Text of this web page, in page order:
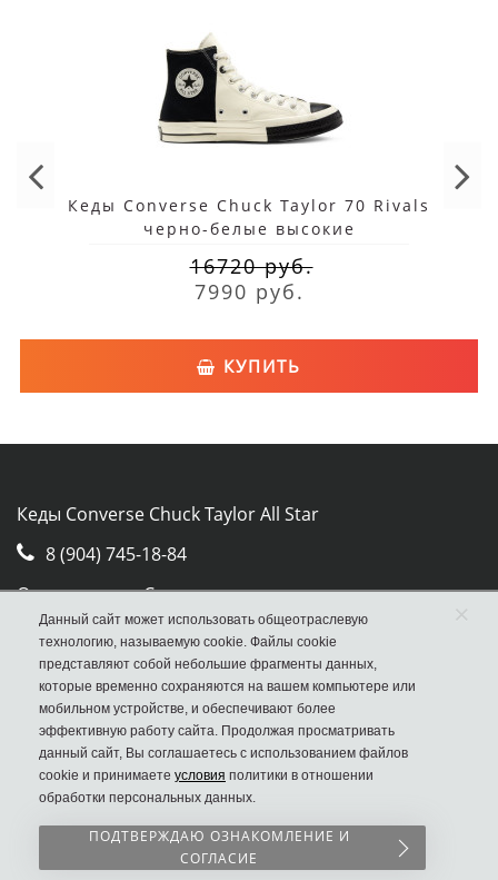
Кеды Converse Chuck Taylor 70 Rivals
черно-белые высокие
16720 руб.
7990 руб.
КУПИТЬ
Кеды Converse Chuck Taylor All Star
8 (904) 745-18-84
Отдел продаж Converse
Москва, ул. Авиамоторная, д.50, стр. 2, оф. 30
Данный сайт может использовать общеотраслевую
технологию, называемую cookie. Файлы cookie
представляют собой небольшие фрагменты данных,
которые временно сохраняются на вашем компьютере или
мобильном устройстве, и обеспечивают более
эффективную работу сайта. Продолжая просматривать
данный сайт, Вы соглашаетесь с использованием файлов
cookie и принимаете условия политики в отношении
обработки персональных данных.
×
ПОДТВЕРЖДАЮ ОЗНАКОМЛЕНИЕ И
СОГЛАСИЕ